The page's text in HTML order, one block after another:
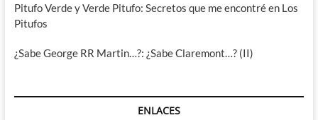
Pitufo Verde y Verde Pitufo: Secretos que me encontré en Los
Pitufos
¿Sabe George RR Martin…?: ¿Sabe Claremont…? (II)
ENLACES